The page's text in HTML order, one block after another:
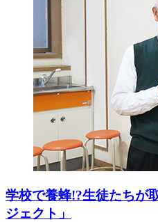
学校で養蜂!?生徒たちが
ジェクト」